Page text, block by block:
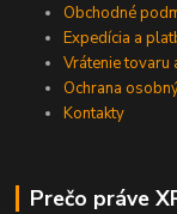
Obchodné
Expedícia a
Vrátenie tovaru
Ochrana
Kontakty
Prečo práve